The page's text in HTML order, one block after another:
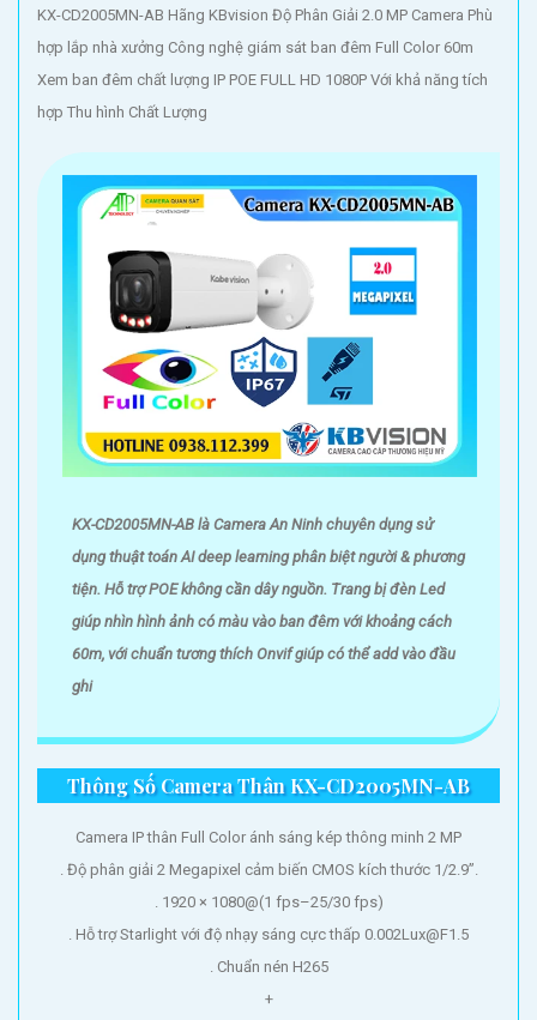
KX-CD2005MN-AB Hãng KBvision Độ Phân Giải 2.0 MP Camera Phù
hợp lắp nhà xưởng Công nghệ giám sát ban đêm Full Color 60m
Xem ban đêm chất lượng IP POE FULL HD 1080P Với khả năng tích
hợp Thu hình Chất Lượng
KX-CD2005MN-AB là Camera An Ninh chuyên dụng sử
dụng thuật toán AI deep learning phân biệt người & phương
tiện. Hỗ trợ POE không cần dây nguồn. Trang bị đèn Led
giúp nhìn hình ảnh có màu vào ban đêm với khoảng cách
60m, với chuẩn tương thích Onvif giúp có thể add vào đầu
ghi
Thông Số Camera Thân KX-CD2005MN-AB
Camera IP thân Full Color ánh sáng kép thông minh 2 MP
. Độ phân giải 2 Megapixel cảm biến CMOS kích thước 1/2.9”.
. 1920 × 1080@(1 fps–25/30 fps)
. Hỗ trợ Starlight với độ nhạy sáng cực thấp 0.002Lux@F1.5
. Chuẩn nén H265
+